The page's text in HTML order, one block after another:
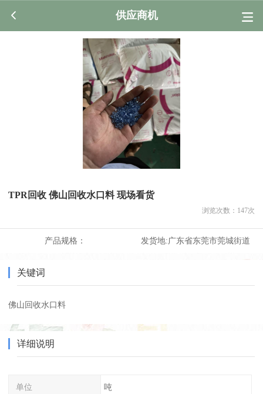
供应商机
TPR回收 佛山回收水口料 现场看货
浏览次数： 147次
产品规格： 发货地:广东省东莞市莞城街道
关键词
佛山回收水口料
详细说明
单位 吨